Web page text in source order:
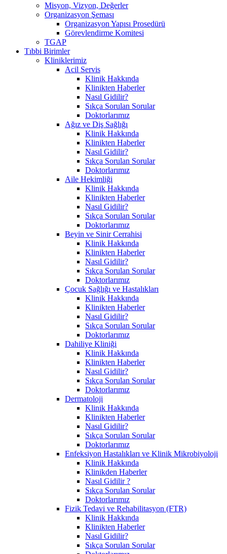
Misyon, Vizyon, Değerler
Organizasyon Şeması
Organizasyon Yapısı Prosedürü
Görevlendirme Komitesi
TGAP
Tıbbi Birimler
Kliniklerimiz
Acil Servis
Klinik Hakkında
Klinikten Haberler
Nasıl Gidilir?
Sıkça Sorulan Sorular
Doktorlarımız
Ağız ve Diş Sağlığı
Klinik Hakkında
Klinikten Haberler
Nasıl Gidilir?
Sıkça Sorulan Sorular
Doktorlarımız
Aile Hekimliği
Klinik Hakkında
Klinikten Haberler
Nasıl Gidilir?
Sıkça Sorulan Sorular
Doktorlarımız
Beyin ve Sinir Cerrahisi
Klinik Hakkında
Klinikten Haberler
Nasıl Gidilir?
Sıkça Sorulan Sorular
Doktorlarımız
Çocuk Sağlığı ve Hastalıkları
Klinik Hakkında
Klinikten Haberler
Nasıl Gidilir?
Sıkça Sorulan Sorular
Doktorlarımız
Dahiliye Kliniği
Klinik Hakkında
Klinikten Haberler
Nasıl Gidilir?
Sıkça Sorulan Sorular
Doktorlarımız
Dermatoloji
Klinik Hakkında
Klinikten Haberler
Nasıl Gidilir?
Sıkça Sorulan Sorular
Doktorlarımız
Enfeksiyon Hastalıkları ve Klinik Mikrobiyoloji
Klinik Hakkında
Klinikden Haberler
Nasıl Gidilir ?
Sıkça Sorulan Sorular
Doktorlarımız
Fizik Tedavi ve Rehabilitasyon (FTR)
Klinik Hakkında
Klinikten Haberler
Nasıl Gidilir?
Sıkça Sorulan Sorular